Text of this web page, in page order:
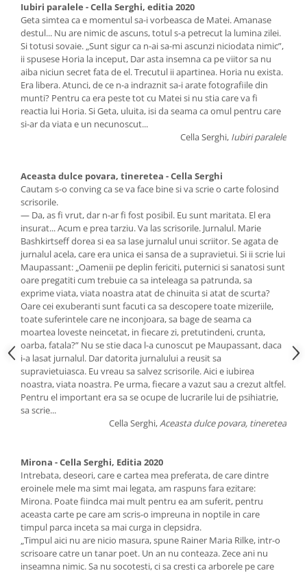
Iubiri paralele - Cella Serghi, editia 2020
Geta simtea ca e momentul sa-i vorbeasca de Matei. Amanase
destul... Nu are nimic de ascuns, totul s-a petrecut la lumina zilei.
Si totusi sovaie. „Sunt sigur ca n-ai sa-mi ascunzi niciodata nimic”,
ii spusese Horia la inceput, Dar asta insemna ca pe viitor sa nu
aiba niciun secret fata de el. Trecutul ii apartinea. Horia nu exista.
Era libera. Atunci, de ce n-a indraznit sa-i arate fotografiile din
munti? Pentru ca era peste tot cu Matei si nu stia care va fi
reactia lui Horia. Si Geta, uluita, isi da seama ca omul pentru care
si-ar da viata e un necunoscut...
Cella Serghi, Iubiri paralele
Aceasta dulce povara, tineretea - Cella Serghi
Cautam s-o conving ca se va face bine si va scrie o carte folosind
scrisorile.
— Da, as fi vrut, dar n-ar fi fost posibil. Eu sunt maritata. El era
insurat... Acum e prea tarziu. Va las scrisorile. Jurnalul. Marie
Bashkirtseff dorea si ea sa lase jurnalul unui scriitor. Se agata de
jurnalul acela, care era unica ei sansa de a supravietui. Si ii scrie lui
Maupassant: „Oamenii pe deplin fericiti, puternici si sanatosi sunt
oare pregatiti cum trebuie ca sa inteleaga sa patrunda, sa
exprime viata, viata noastra atat de chinuita si atat de scurta?
Oare cei exuberanti sunt facuti ca sa descopere toate mizeriile,
toate suferintele care ne inconjoara, sa bage de seama ca
moartea loveste neincetat, in fiecare zi, pretutindeni, crunta,
oarba, fatala?” Nu se stie daca l-a cunoscut pe Maupassant, daca
i-a lasat jurnalul. Dar datorita jurnalului a reusit sa
supravietuiasca. Eu vreau sa salvez scrisorile. Aici e iubirea
noastra, viata noastra. Pe urma, fiecare a vazut sau a crezut altfel.
Pentru el important era sa se ocupe de lucrarile lui de psihiatrie,
sa scrie...
Cella Serghi,Aceasta dulce povara, tineretea
Mirona - Cella Serghi, Editia 2020
Intrebata, deseori, care e cartea mea preferata, de care dintre
eroinele mele ma simt mai legata, am raspuns fara ezitare:
Mirona. Poate fiindca mai mult pentru ea am suferit, pentru
aceasta carte pe care am scris-o impreuna in noptile in care
timpul parca inceta sa mai curga in clepsidra.
„Timpul aici nu are nicio masura, spune Rainer Maria Rilke, intr-o
scrisoare catre un tanar poet. Un an nu conteaza. Zece ani nu
inseamna nimic. Sa nu socotesti, ci sa cresti ca arborele pe care